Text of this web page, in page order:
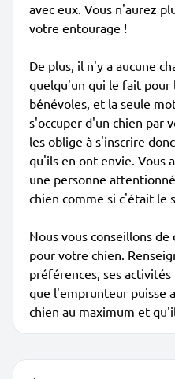
avec eux. Vous n'aurez
votre entourage !
De plus, il n'y a aucune
quelqu'un qui le fait pour
bénévoles, et la seule
s'occuper d'un chien par
les oblige à s'inscrire
qu'ils en ont envie. Vous
une personne
chien comme si c'était le
Nous vous conseillons
pour votre chien.
préférences, ses
que l'emprunteur puisse
chien au maximum et